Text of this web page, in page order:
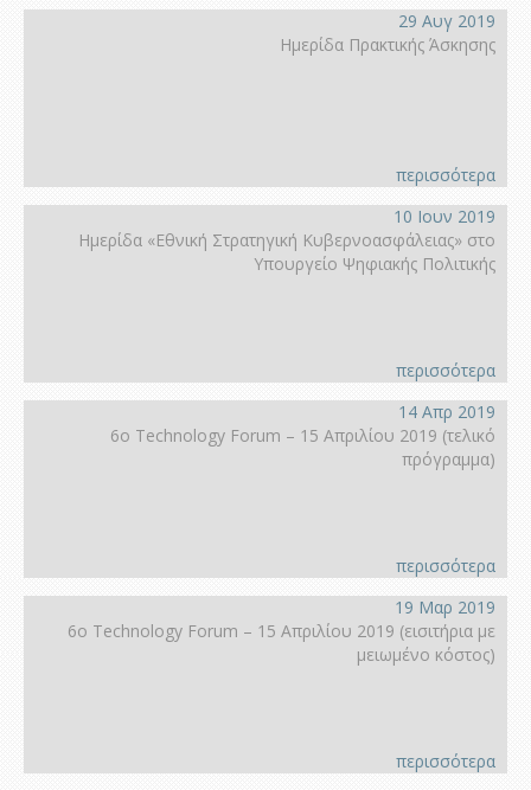
29 Αυγ 2019
Ημερίδα Πρακτικής Άσκησης
περισσότερα
10 Ιουν 2019
Ημερίδα «Εθνική Στρατηγική Κυβερνοασφάλειας» στο
Υπουργείο Ψηφιακής Πολιτικής
περισσότερα
14 Απρ 2019
6ο Technology Forum – 15 Απριλίου 2019 (τελικό
πρόγραμμα)
περισσότερα
19 Μαρ 2019
6ο Technology Forum – 15 Απριλίου 2019 (εισιτήρια με
μειωμένο κόστος)
περισσότερα